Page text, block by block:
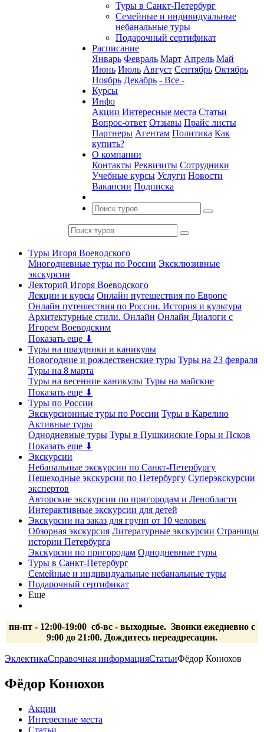
Туры в Санкт-Петербург
Семейные и индивидуальные
небанальные туры
Подарочный сертификат
Расписание
Январь Февраль Март Апрель Май
Июнь Июль Август Сентябрь Октябрь
Ноябрь Декабрь - Все -
Курсы
Инфо
Акции Интересные места Статьи
Вопрос-ответ Отзывы Прайс листы
Партнеры Агентам Политика Как
купить?
О компании
Контакты Реквизиты Сотрудники
Учебные курсы Услуги Новости
Вакансии Подписка
Туры Игоря Воеводского
Многодневные туры по России Эксклюзивные
экскурсии
Лекторий Игоря Воеводского
Лекции и курсы Онлайн путешествия по Европе
Онлайн путешествия по России. История и культура
Архитектурные стили. Онлайн Онлайн Диалоги с
Игорем Воеводским
Показать еще ⬇
Туры на праздники и каникулы
Новогодние и рождественские туры Туры на 23 февраля
Туры на 8 марта
Туры на весенние каникулы Туры на майские
Показать еще ⬇
Туры по России
Экскурсионные туры по России Туры в Карелию
Активные туры
Однодневные туры Туры в Пушкинские Горы и Псков
Показать еще ⬇
Экскурсии
Небанальные экскурсии по Санкт-Петербургу
Пешеходные экскурсии по Петербургу Суперэкскурсии
экспертов
Авторские экскурсии по пригородам и Ленобласти
Интерактивные экскурсии для детей
Экскурсии на заказ для групп от 10 человек
Обзорная экскурсия Литературные экскурсии Страницы
истории Петербурга
Экскурсии по пригородам Однодневные туры
Туры в Санкт-Петербург
Семейные и индивидуальные небанальные туры
Подарочный сертификат
Еще
пн-пт - 12:00-19:00 сб-вс - выходные. Звонки ежедневно с
9:00 до 21:00. Дождитесь переадресации.
ЭклектикаСправочная информацияСтатьиФёдор Конюхов
Фёдор Конюхов
Акции
Интересные места
Статьи